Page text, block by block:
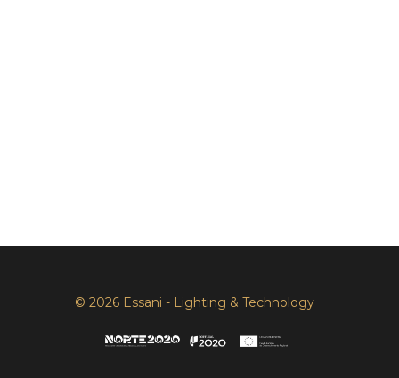
© 2026 Essani - Lighting & Technology